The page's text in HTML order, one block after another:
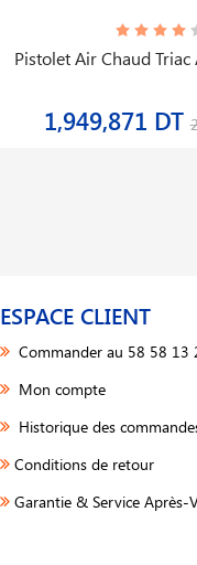
Pistolet Air Chaud
1,949,871 DT
ESPACE CLIENT
Commander au 58 58 13
Mon compte
Historique des
Conditions de retour
Garantie & Service Après-